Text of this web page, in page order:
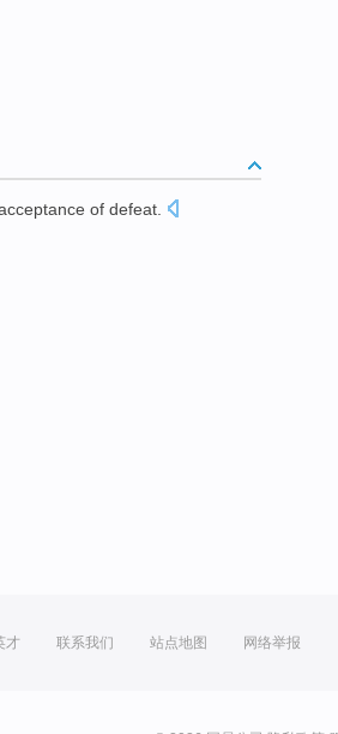
of defeat
才 联系我们 站点地图 网络举报